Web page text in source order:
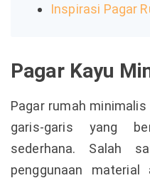
Inspirasi Pagar
Pagar Kayu
Pagar rumah
garis-garis yang
sederhana. Salah
penggunaan